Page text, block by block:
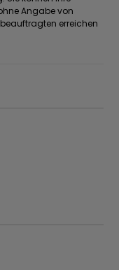
Angabe von
erreichen